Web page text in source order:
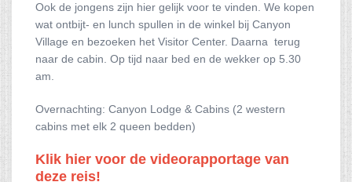
Ook de jongens zijn hier gelijk voor te vinden. We kopen
wat ontbijt- en lunch spullen in de winkel bij Canyon
Village en bezoeken het Visitor Center. Daarna terug
naar de cabin. Op tijd naar bed en de wekker op 5.30
am.
Overnachting: Canyon Lodge & Cabins (2 western
cabins met elk 2 queen bedden)
Klik hier voor de videorapportage van
deze reis!